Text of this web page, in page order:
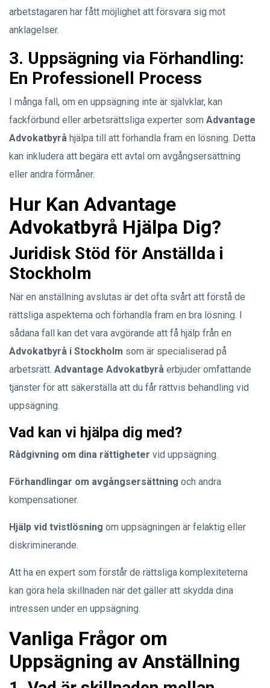
arbetstagaren har fått möjlighet att försvara sig mot
anklagelser.
3. Uppsägning via Förhandling:
En Professionell Process
I många fall, om en uppsägning inte är självklar, kan
fackförbund eller arbetsrättsliga experter som Advantage
Advokatbyrå hjälpa till att förhandla fram en lösning. Detta
kan inkludera att begära ett avtal om avgångsersättning
eller andra förmåner.
Hur Kan Advantage
Advokatbyrå Hjälpa Dig?
Juridisk Stöd för Anställda i
Stockholm
När en anställning avslutas är det ofta svårt att förstå de
rättsliga aspekterna och förhandla fram en bra lösning. I
sådana fall kan det vara avgörande att få hjälp från en
Advokatbyrå i Stockholm som är specialiserad på
arbetsrätt. Advantage Advokatbyrå erbjuder omfattande
tjänster för att säkerställa att du får rättvis behandling vid
uppsägning.
Vad kan vi hjälpa dig med?
Rådgivning om dina rättigheter vid uppsägning.
Förhandlingar om avgångsersättning och andra
kompensationer.
Hjälp vid tvistlösning om uppsägningen är felaktig eller
diskriminerande.
Att ha en expert som förstår de rättsliga komplexiteterna
kan göra hela skillnaden när det gäller att skydda dina
intressen under en uppsägning.
Vanliga Frågor om
Uppsägning av Anställning